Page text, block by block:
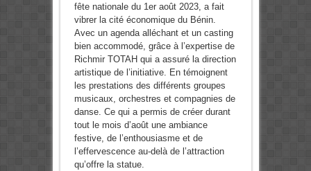
fête nationale du 1er août 2023, a fait
vibrer la cité économique du Bénin.
Avec un agenda alléchant et un casting
bien accommodé, grâce à l’expertise de
Richmir TOTAH qui a assuré la direction
artistique de l’initiative. En témoignent
les prestations des différents groupes
musicaux, orchestres et compagnies de
danse. Ce qui a permis de créer durant
tout le mois d’août une ambiance
festive, de l’enthousiasme et de
l’effervescence au-delà de l’attraction
qu’offre la statue.